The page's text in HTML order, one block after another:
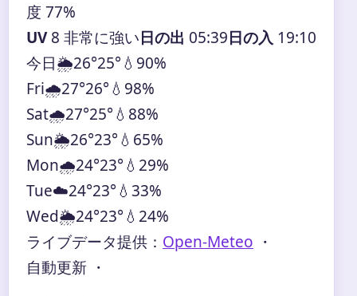
度 77%
UV8 非常に強い日の出 05:39日の入 19:10
今日🌦️26°25°💧90%
Fri🌧️27°26°💧98%
Sat🌧️27°25°💧88%
Sun🌦️26°23°💧65%
Mon🌧️24°23°💧29%
Tue☁️24°23°💧33%
Wed🌦️24°23°💧24%
ライブデータ提供： Open-Meteo ・
自動更新 ・